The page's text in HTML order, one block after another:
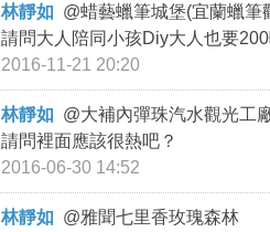
林靜如 @蜡藝蠟筆城堡(宜蘭蠟筆
請問大人陪同小孩Diy大人也要200
2016-11-21 20:20
林靜如 @大補內彈珠汽水觀光工
請問裡面應該很熱吧？
2016-06-30 14:52
林靜如 @雅聞七里香玫瑰森林